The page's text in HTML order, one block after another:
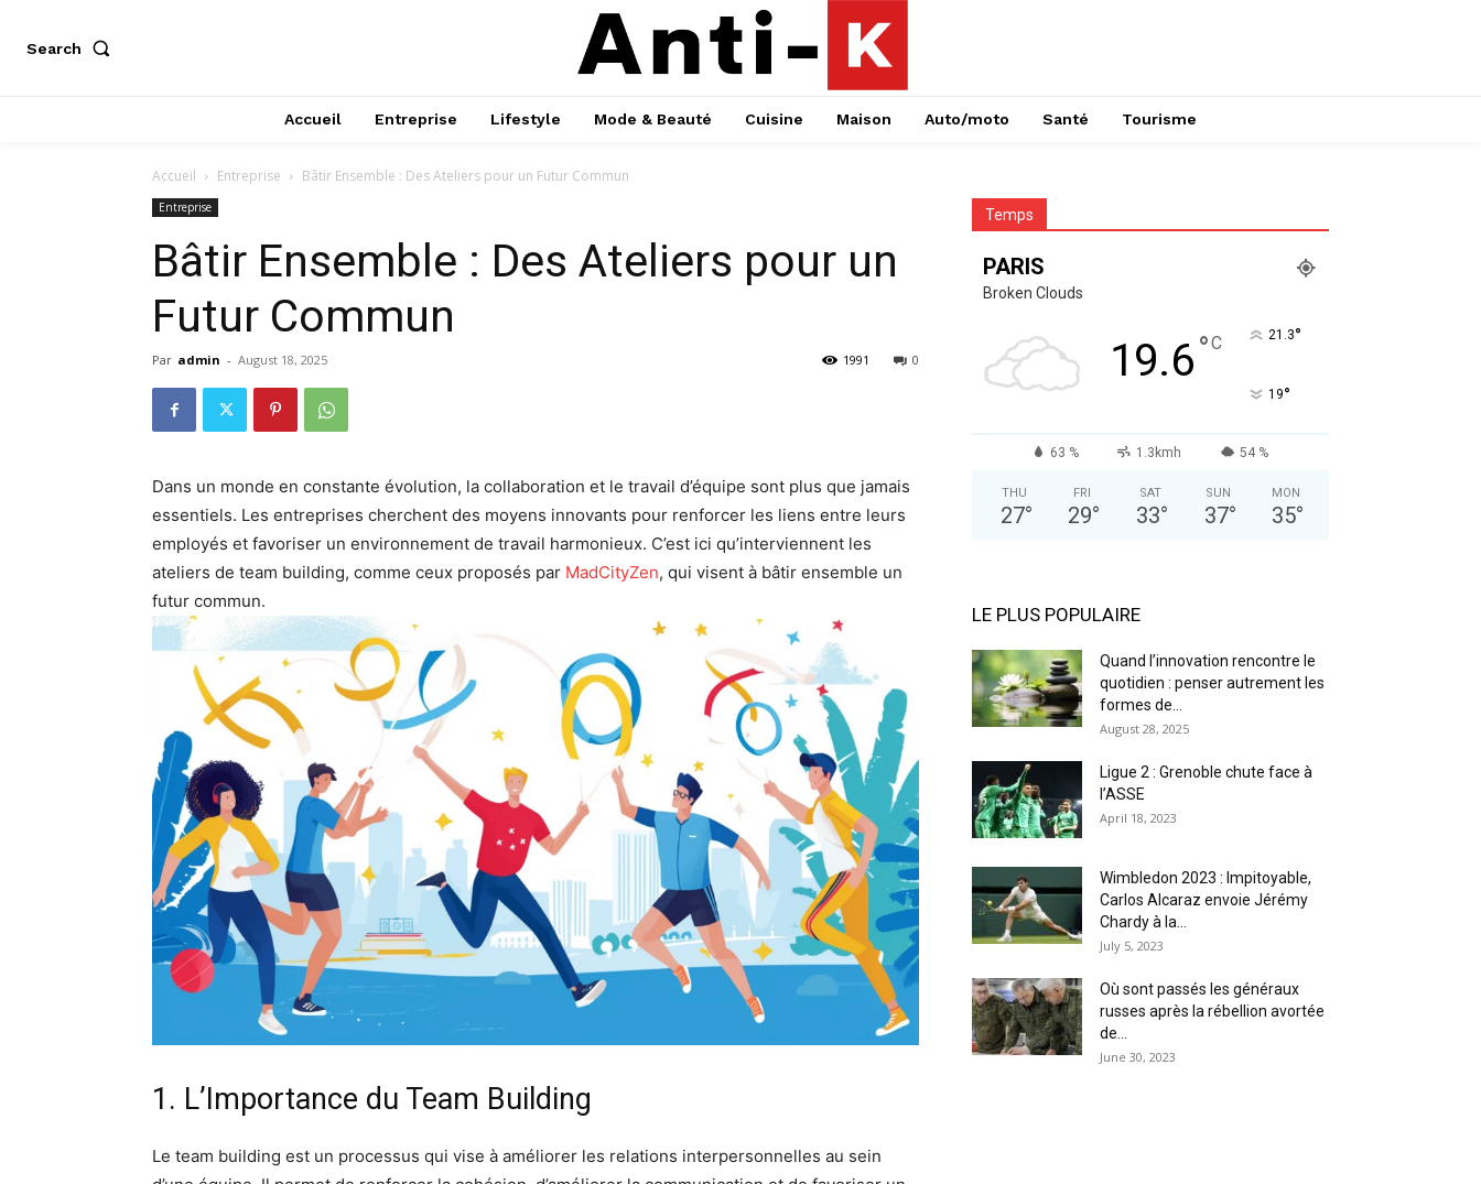
Search
Accueil Entreprise Lifestyle Mode & Beauté Cuisine Maison Auto/moto Santé Tourisme
Accueil Entreprise Bâtir Ensemble : Des Ateliers pour un Futur Commun
Entreprise
Bâtir Ensemble : Des Ateliers pour un
Futur Commun
Par admin - August 18, 2025 0
1991
Dans un monde en constante évolution, la collaboration et le travail d’équipe sont plus que jamais
essentiels. Les entreprises cherchent des moyens innovants pour renforcer les liens entre leurs
employés et favoriser un environnement de travail harmonieux. C’est ici qu’interviennent les
ateliers de team building, comme ceux proposés par MadCityZen, qui visent à bâtir ensemble un
futur commun.
1. L’Importance du Team Building
Le team building est un processus qui vise à améliorer les relations interpersonnelles au sein
Temps
PARIS
Broken Clouds
19.6°C 21.3°
19°
63 % 1.3kmh 54 %
THU
27°
FRI
29°
SAT
33°
SUN
37°
MON
35°
LE PLUS POPULAIRE
Quand l’innovation rencontre le
quotidien : penser autrement les
formes de...
August 28, 2025
Ligue 2 : Grenoble chute face à
l’ASSE
April 18, 2023
Wimbledon 2023 : Impitoyable,
Carlos Alcaraz envoie Jérémy
Chardy à la...
July 5, 2023
Où sont passés les généraux
russes après la rébellion avortée
de...
June 30, 2023